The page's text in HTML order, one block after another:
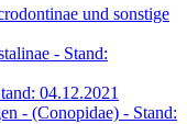
und sonstige
- Stand:
04.12.2021
- (Conopidae) - Stand: